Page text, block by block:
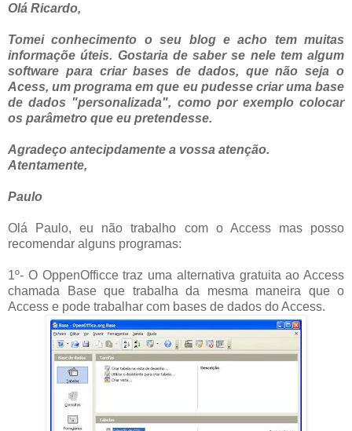
Olá Ricardo,
Tomei conhecimento o seu blog e acho tem muitas
informaçõe úteis. Gostaria de saber se nele tem algum
software para criar bases de dados, que não seja o
Acess, um programa em que eu pudesse criar uma base
de dados "personalizada", como por exemplo colocar
os parâmetro que eu pretendesse.
Agradeço antecipdamente a vossa atenção.
Atentamente,
Paulo
Olá Paulo, eu não trabalho com o Access mas posso
recomendar alguns programas:
1º- O OppenOfficce traz uma alternativa gratuita ao Access
chamada Base que trabalha da mesma maneira que o
Access e pode trabalhar com bases de dados do Access.